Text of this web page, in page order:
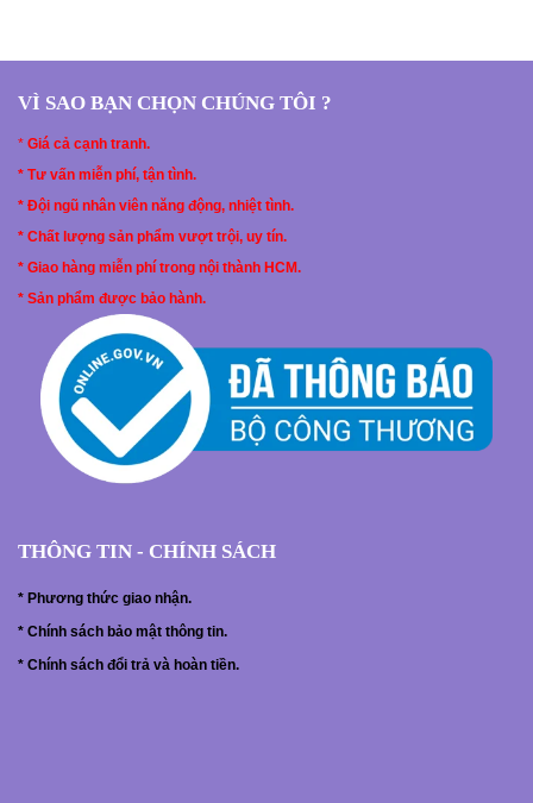
VÌ SAO BẠN CHỌN CHÚNG TÔI ?
* Giá cả cạnh tranh.
* Tư vấn miễn phí, tận tình.
* Đội ngũ nhân viên năng động, nhiệt tình.
* Chất lượng sản phẩm vượt trội, uy tín.
* Giao hàng miễn phí trong nội thành HCM.
* Sản phẩm được bảo hành.
THÔNG TIN - CHÍNH SÁCH
* Phương thức giao nhận.
* Chính sách bảo mật thông tin.
* Chính sách đổi trả và hoàn tiền.